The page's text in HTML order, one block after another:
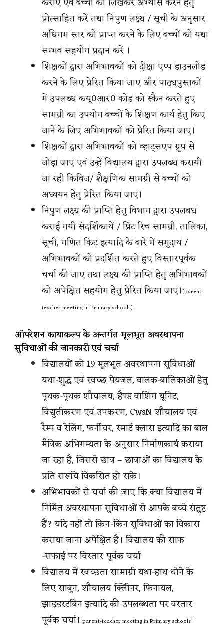
प्रोत्साहित करें तथा निपुण लक्ष्य / सूची के अनुसार
अधिगम स्तर को प्राप्त करने के लिए बच्चों को यथा
सम्भव सहयोग प्रदान करें ।
शिक्षकों द्वारा अभिभावकों को दीक्षा एप्प डाउनलोड
करने के लिए प्रेरित किया जाए और पाठ्यपुस्तकों
में उपलब्ध कयू0आर0 कोड को स्कैन करते हुए
सामग्री का उपयोग बच्चों के शिक्षण कार्य हेतु किए
जाने के लिए अभिभावकों को प्रेरित किया जाए।
शिक्षकों द्वारा अभिभावकों को व्हाट्सएप ग्रूप से
जोड़ा जाए एवं उन्हें विद्यालय द्वारा उपलब्ध करायी
जा रही किविज/ शैक्षणिक सामग्री से बच्चों को
अध्ययन हेतु प्रेरित किया जाए।
निपुण लक्ष्य की प्राप्ति हेतु विभाग द्वारा उपलबध
कराई गयी संदर्शिकायें / प्रिंट रिच सामग्री. तालिका,
सूची, गणित किट इत्यादि के बारे में समुदाय /
अभिभावकों को प्रदर्शित करते हुए विस्तारपूर्वक
चर्चा की जाए तथा लक्ष्य की प्राप्ति हेतु अभिभावकों
को अपेक्षित सहयोग हेतु प्रेरित किया जाए।[parent-
teacher meeting in Primary schools]
ऑपरेशन कायाकल्प के अन्तर्गत मूलभूत अवस्थापना
सुविधाओं की जानकारी एवं चर्चा
विद्यालयों को 19 मूलभूत अवस्थापना सुविधाओं
यथा-शुद्ध एवं स्वच्छ पेयजल, बालक-बालिकाओं हेतु
पृथक-पृथक शौचालय, हैण्ड वाशिंग यूनिट,
विद्युतीकरण एवं उपकरण, CwsN शौचालय एवं
रैम्प व रेलिंग, फर्नीचर, स्मार्ट क्लास इत्यादि का बाल
मैत्रिक अभिगम्यता के अनुसार निर्माणकार्य कराया
जा रहा है, जिससे छात्र – छात्राओं का विद्यालय के
प्रति सरूचि विकसित हो सके।
अभिभावकों से चर्चा की जाए कि क्या विद्यालय में
निर्मित अवस्थापना सुविधाओं से आपके बच्चे संतुष्ट
हैं? यदि नहीं तो किन-किन सुविधाओं का विकास
कराया जाना अपेक्षित है। विद्यालय की साफ
-सफाई पर विस्तार पूर्वक चर्चा
विद्यालय में स्वच्छता सामाग्री यथा-हाथ धोने के
लिए साबुन, शौचालय क्लिीनर, फिनायल,
झाड़डस्टबिन इत्यादि की उपलब्धता पर वस्तार
पूर्वक चर्चा।[parent-teacher meeting in Primary schools]